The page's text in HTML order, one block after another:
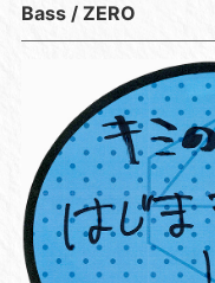
Bass / ZERO